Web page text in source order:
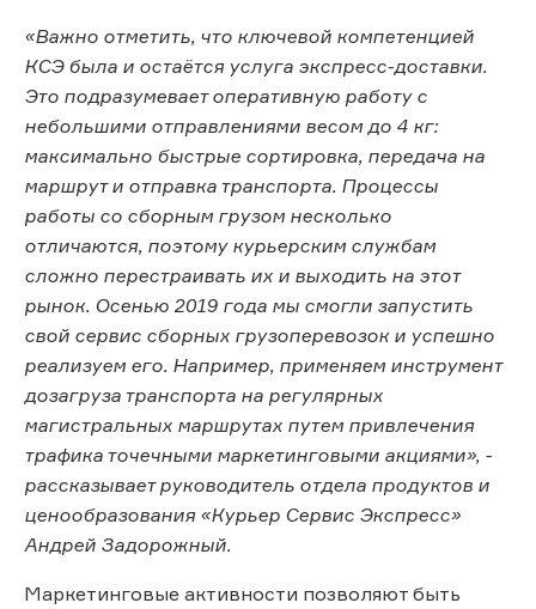
«Важно отметить, что ключевой компетенцией
КСЭ была и остаётся услуга экспресс-доставки.
Это подразумевает оперативную работу с
небольшими отправлениями весом до 4 кг:
максимально быстрые сортировка, передача на
маршрут и отправка транспорта. Процессы
работы со сборным грузом несколько
отличаются, поэтому курьерским службам
сложно перестраивать их и выходить на этот
рынок. Осенью 2019 года мы смогли запустить
свой сервис сборных грузоперевозок и успешно
реализуем его. Например, применяем инструмент
дозагруза транспорта на регулярных
магистральных маршрутах путем привлечения
трафика точечными маркетинговыми акциями», -
рассказывает руководитель отдела продуктов и
ценообразования «Курьер Сервис Экспресс»
Андрей Задорожный.
Маркетинговые активности позволяют быть